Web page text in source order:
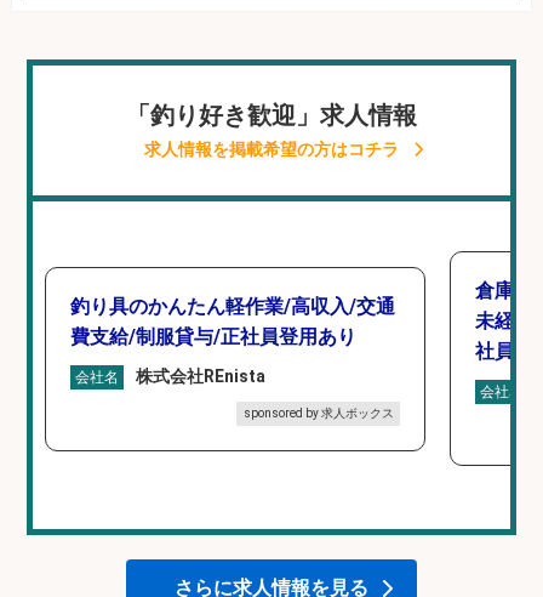
「釣り好き歓迎」求人情報
求人情報を掲載希望の方はコチラ
釣り具のかんたん軽作業/高収入/交通
費支給/制服貸与/正社員登用あり
会社名 株式会社REnista
sponsored by 求人ボックス
倉庫で
未経験
社員登
会社名
さらに求人情報を見る